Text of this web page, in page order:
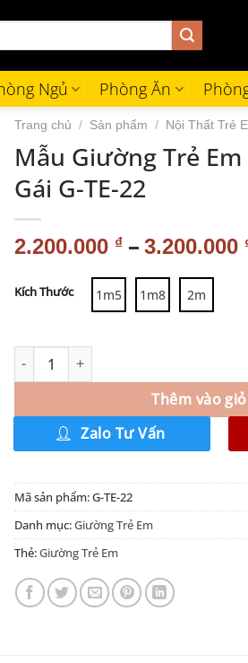
Ngủ Phòng Ăn
Trang chủ / Sản phẩm / Nội Thất Trẻ
Mẫu Giường Trẻ
Gái G-TE-22
2.200.000 ₫– 3.200.000
Kích Thước 1m5 1m8 2m
Thêm vào
Zalo Tư Vấn
Mã sản phẩm:G-TE-22
Danh mục:Giường Trẻ Em
Thẻ:Giường Trẻ Em